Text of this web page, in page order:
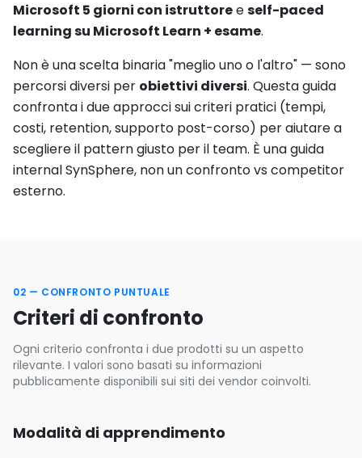
Microsoft 5 giorni con istruttoreeself-paced
learning su Microsoft Learn + esame.
Non è una scelta binaria "meglio uno o l'altro" — sono
percorsi diversi per obiettivi diversi. Questa guida
confronta i due approcci sui criteri pratici (tempi,
costi, retention, supporto post-corso) per aiutare a
scegliere il pattern giusto per il team. È una guida
internal SynSphere, non un confronto vs competitor
esterno.
02 — CONFRONTO PUNTUALE
Criteri di confronto
Ogni criterio confronta i due prodotti su un aspetto
rilevante. I valori sono basati su informazioni
pubblicamente disponibili sui siti dei vendor coinvolti.
Modalità di apprendimento